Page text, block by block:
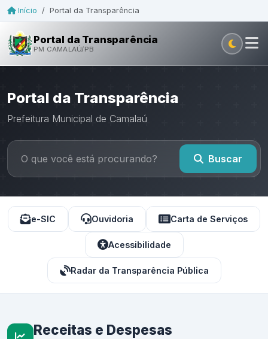
Início / Portal da Transparência
Portal da Transparência
PM CAMALAÚ/PB
Portal da Transparência
Prefeitura Municipal de Camalaú
Buscar
e-SIC Ouvidoria Carta de Serviços
Acessibilidade
Radar da Transparência Pública
Receitas e Despesas